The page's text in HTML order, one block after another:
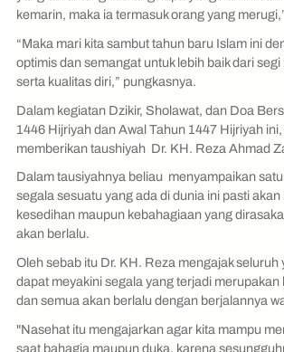
kemarin, maka ia termasuk orang yang
“Maka mari kita sambut tahun baru Islam ini
optimis dan semangat untuk lebih baik dari
serta kualitas diri,” pungkasnya.
Dalam kegiatan Dzikir, Sholawat, dan Doa
1446 Hijriyah dan Awal Tahun 1447 Hijriyah
memberikan taushiyah Dr. KH. Reza Ahmad
Dalam tausiyahnya beliau menyampaikan
segala sesuatu yang ada di dunia ini pasti akan
kesedihan maupun kebahagiaan yang
akan berlalu.
Oleh sebab itu Dr. KH. Reza mengajak seluruh
dapat meyakini segala yang terjadi merupakan
dan semua akan berlalu dengan berjalannya
"Nasehat itu mengajarkan agar kita mampu
saat bahagia maupun duka, karena